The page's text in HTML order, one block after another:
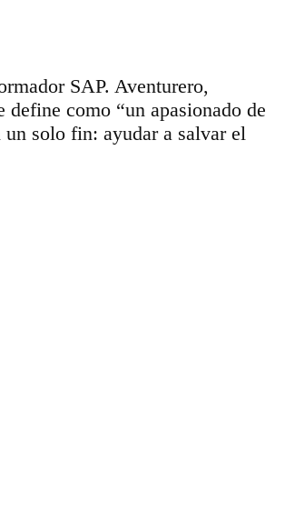
SAP. Aventurero,
como “un apasionado de
solo fin: ayudar a salvar el